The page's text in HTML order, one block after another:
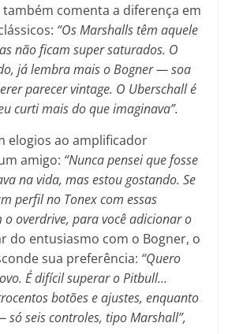
também comenta a diferença em
“Os Marshalls têm aquele
não ficam super saturados. O
já lembra mais o Bogner — soa
parecer vintage. O Uberschall é
curti mais do que imaginava”.
elogios ao amplificador
amigo: “Nunca pensei que fosse
na vida, mas estou gostando. Se
perfil no Tonex com essas
o overdrive, para você adicionar o
do entusiasmo com o Bogner, o
sua preferência: “Quero
É difícil superar o Pitbull…
botões e ajustes, enquanto
só seis controles, tipo Marshall”,